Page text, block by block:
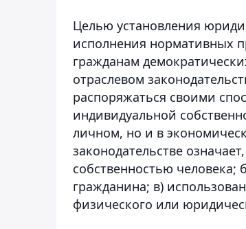
Целью установления
исполнения нормативных
гражданам
отраслевом
распоряжаться своими
индивидуальной
личном, но и в
законодательстве
собственностью
гражданина; в)
физического или